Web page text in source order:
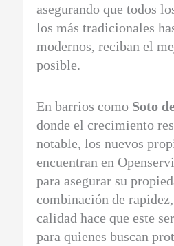
asegurando que todos
los más tradicionales
modernos, reciban el
posible.
En barrios como Soto
donde el crecimiento
notable, los nuevos
encuentran en
para asegurar su
combinación de
calidad hace que este
para quienes buscan